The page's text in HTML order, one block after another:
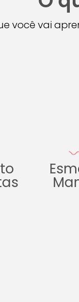
você vai